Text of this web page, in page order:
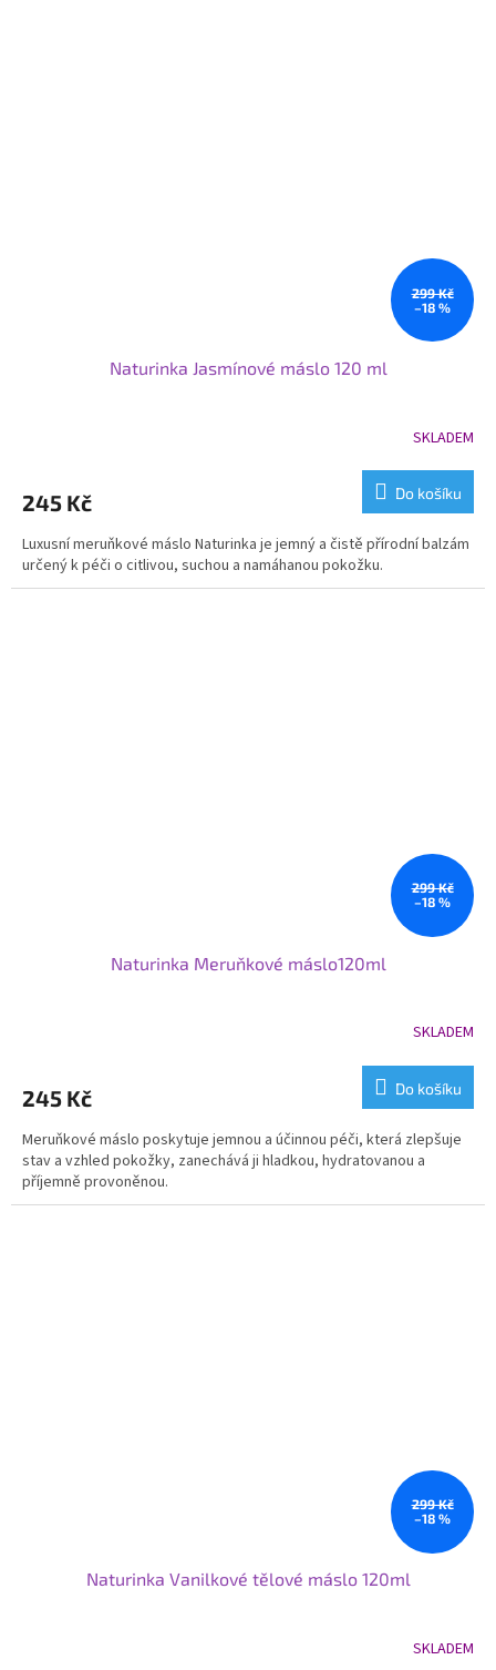
299 Kč
–18 %
Naturinka Jasmínové máslo 120 ml
SKLADEM
245 Kč Do košíku
Luxusní meruňkové máslo Naturinka je jemný a čistě přírodní balzám
určený k péči o citlivou, suchou a namáhanou pokožku.
299 Kč
–18 %
Naturinka Meruňkové máslo120ml
SKLADEM
245 Kč Do košíku
Meruňkové máslo poskytuje jemnou a účinnou péči, která zlepšuje
stav a vzhled pokožky, zanechává ji hladkou, hydratovanou a
příjemně provoněnou.
299 Kč
–18 %
Naturinka Vanilkové tělové máslo 120ml
SKLADEM